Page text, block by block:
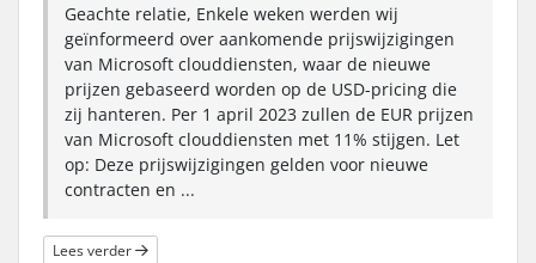
Geachte relatie, Enkele weken werden wij
geïnformeerd over aankomende prijswijzigingen
van Microsoft clouddiensten, waar de nieuwe
prijzen gebaseerd worden op de USD-pricing die
zij hanteren. Per 1 april 2023 zullen de EUR prijzen
van Microsoft clouddiensten met 11% stijgen. Let
op: Deze prijswijzigingen gelden voor nieuwe
contracten en ...
Lees verder